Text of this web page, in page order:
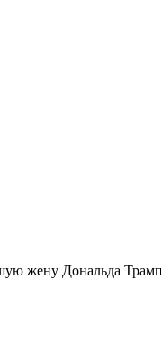
жену Дональда